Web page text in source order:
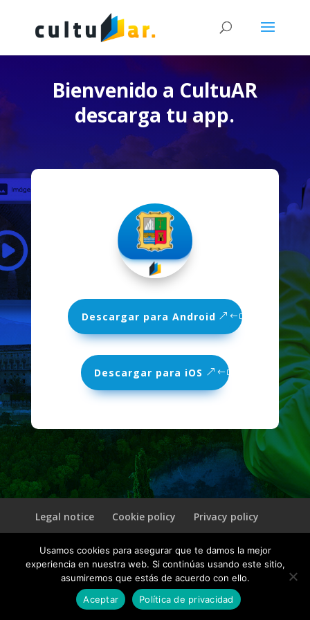
Bienvenido a CultuAR
descarga tu app.
Descargar para Android
Descargar para iOS
Legal notice Cookie policy Privacy policy
© 2026 CultuAR | Un producto deINVELON
Usamos cookies para asegurar que te damos la mejor
experiencia en nuestra web. Si continúas usando este sitio,
asumiremos que estás de acuerdo con ello.
Aceptar
Política de privacidad